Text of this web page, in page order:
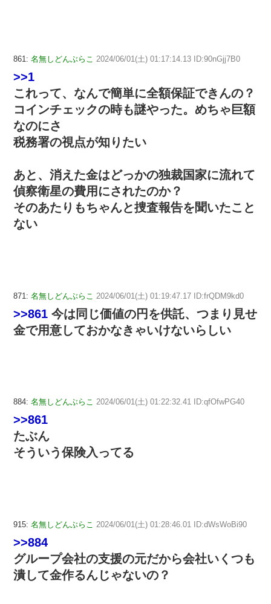
861: 名無しどんぶらこ 2024/06/01(土) 01:17:14.13 ID:90nGjj7B0
>>1
これって、なんで簡単に全額保証できんの？
コインチェックの時も謎やった。めちゃ巨額
なのにさ
税務署の視点が知りたい
あと、消えた金はどっかの独裁国家に流れて
偵察衛星の費用にされたのか？
そのあたりもちゃんと捜査報告を聞いたこと
ない
871: 名無しどんぶらこ 2024/06/01(土) 01:19:47.17 ID:frQDM9kd0
>>861 今は同じ価値の円を供託、つまり見せ
金で用意しておかなきゃいけないらしい
884: 名無しどんぶらこ 2024/06/01(土) 01:22:32.41 ID:qfOfwPG40
>>861
たぶん
そういう保険入ってる
915: 名無しどんぶらこ 2024/06/01(土) 01:28:46.01 ID:dWsWoBi90
>>884
グループ会社の支援の元だから会社いくつも
潰して金作るんじゃないの？